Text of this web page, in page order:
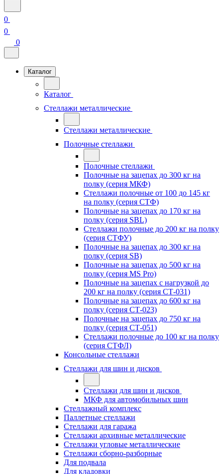
0
0
0
Каталог
Каталог
Стеллажи металлические
Стеллажи металлические
Полочные стеллажи
Полочные стеллажи
Полочные на зацепах до 300 кг на
полку (серия МКФ)
Стеллажи полочные от 100 до 145 кг
на полку (серия СТФ)
Полочные на зацепах до 170 кг на
полку (серия SBL)
Стеллажи полочные до 200 кг на полку
(серия СТФУ)
Полочные на зацепах до 300 кг на
полку (серия SB)
Полочные на зацепах до 500 кг на
полку (серия MS Pro)
Полочные на зацепах с нагрузкой до
200 кг на полку (серия СТ-031)
Полочные на зацепах до 600 кг на
полку (серия СТ-023)
Полочные на зацепах до 750 кг на
полку (серия СТ-051)
Стеллажи полочные до 100 кг на полку
(серия СТФЛ)
Консольные стеллажи
Стеллажи для шин и дисков
Стеллажи для шин и дисков
МКФ для автомобильных шин
Стеллажный комплекс
Паллетные стеллажи
Стеллажи для гаража
Стеллажи архивные металлические
Стеллажи угловые металлические
Стеллажи сборно-разборные
Для подвала
Для кладовки